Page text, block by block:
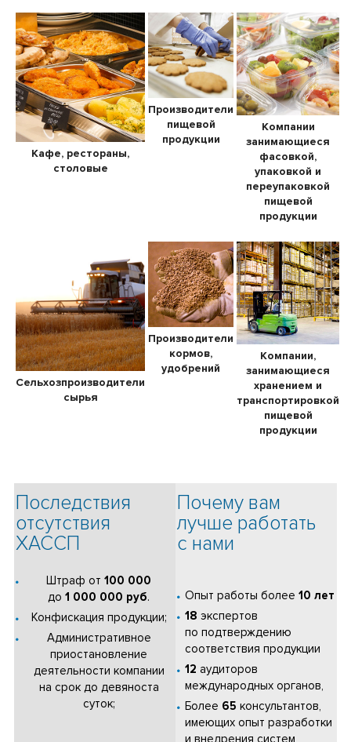
Кафе, рестораны,
столовые
Производители
пищевой
продукции
Компании
занимающиеся
фасовкой,
упаковкой и
переупаковкой
пищевой
продукции
Сельхозпроизводители
сырья
Производители
кормов,
удобрений
Компании,
занимающиеся
хранением и
транспортировкой
пищевой
продукции
Последствия
отсутствия
ХАССП
Штраф от 100 000
до 1 000 000 руб.
Конфискация продукции;
Административное
приостановление
деятельности компании
на срок до девяноста
суток;
Почему вам
лучше работать
с нами
Опыт работы более 10 лет
18 экспертов
по подтверждению
соответствия продукции
12 аудиторов
международных органов,
Более 65 консультантов,
имеющих опыт разработки
и внедрения систем